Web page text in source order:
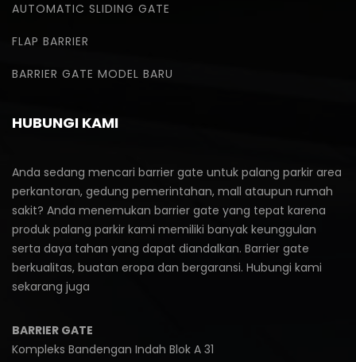
AUTOMATIC SLIDING GATE
FLAP BARRIER
BARRIER GATE MODEL BARU
HUBUNGI KAMI
Anda sedang mencari barrier gate untuk palang parkir area
perkantoran, gedung pemerintahan, mall ataupun rumah
sakit? Anda menemukan barrier gate yang tepat karena
produk palang parkir kami memiliki banyak keunggulan
serta daya tahan yang dapat diandalkan. Barrier gate
berkualitas, buatan eropa dan bergaransi. Hubungi kami
sekarang juga
BARRIER GATE
Kompleks Bandengan Indah Blok A 31